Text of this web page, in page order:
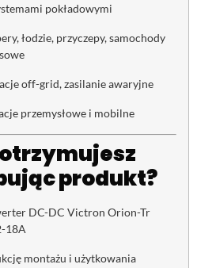
pokładowymi
łodzie, przyczepy, samochody
off-grid, zasilanie awaryjne
przemysłowe i mobilne
produkt?
DC-DC Victron Orion-Tr
18A
montażu i użytkowania